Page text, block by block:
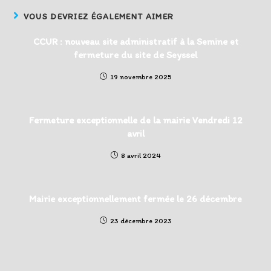
VOUS DEVRIEZ ÉGALEMENT AIMER
CCUR : nouveau site administratif à la Semine et
fermeture du site de Seyssel
19 novembre 2025
Fermeture exceptionnelle de la mairie Vendredi 12
avril
8 avril 2024
Mairie exceptionnellement fermée le 26 décembre
23 décembre 2023